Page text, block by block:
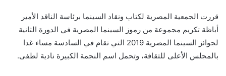
قررت الجمعية المصرية لكتاب ونقاد السينما برئاسة الناقد الأمير
أباظة تكريم مجموعة من رموز السينما المصرية في الدورة الثانية
لجوائز السينما المصرية 2019 التي تقام في السادسة مساء غدا
بالمجلس الأعلى للثقافة، وتحمل اسم النجمة الكبيرة نادية لطفى.